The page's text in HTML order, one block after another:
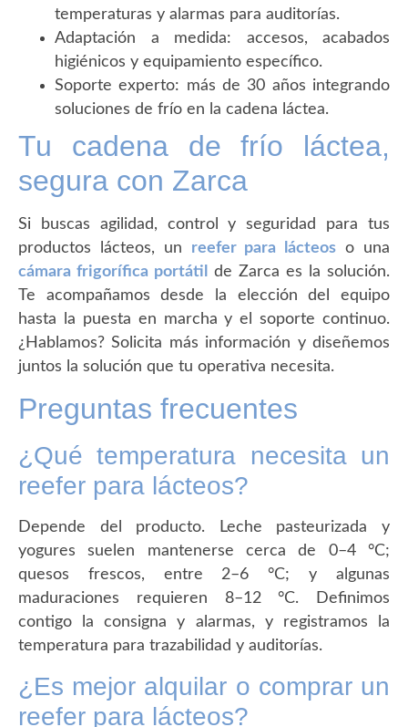
temperaturas y alarmas para auditorías.
Adaptación a medida: accesos, acabados
higiénicos y equipamiento específico.
Soporte experto: más de 30 años integrando
soluciones de frío en la cadena láctea.
Tu cadena de frío láctea,
segura con Zarca
Si buscas agilidad, control y seguridad para tus
productos lácteos, un reefer para lácteos o una
cámara frigorífica portátil
de Zarca es la solución.
Te acompañamos desde la elección del equipo
hasta la puesta en marcha y el soporte continuo.
¿Hablamos? Solicita más información y diseñemos
juntos la solución que tu operativa necesita.
Preguntas frecuentes
¿Qué temperatura necesita un
reefer para lácteos?
Depende del producto. Leche pasteurizada y
yogures suelen mantenerse cerca de 0–4 °C;
quesos frescos, entre 2–6 °C; y algunas
maduraciones requieren 8–12 °C. Definimos
contigo la consigna y alarmas, y registramos la
temperatura para trazabilidad y auditorías.
¿Es mejor alquilar o comprar un
reefer para lácteos?